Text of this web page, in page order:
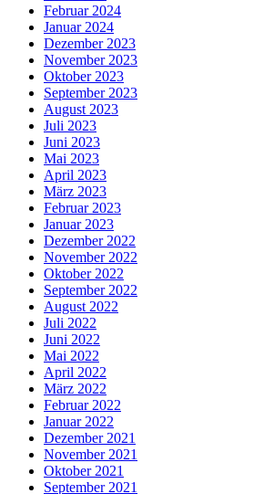
Februar 2024
Januar 2024
Dezember 2023
November 2023
Oktober 2023
September 2023
August 2023
Juli 2023
Juni 2023
Mai 2023
April 2023
März 2023
Februar 2023
Januar 2023
Dezember 2022
November 2022
Oktober 2022
September 2022
August 2022
Juli 2022
Juni 2022
Mai 2022
April 2022
März 2022
Februar 2022
Januar 2022
Dezember 2021
November 2021
Oktober 2021
September 2021